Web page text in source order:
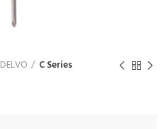
DELVO C Series